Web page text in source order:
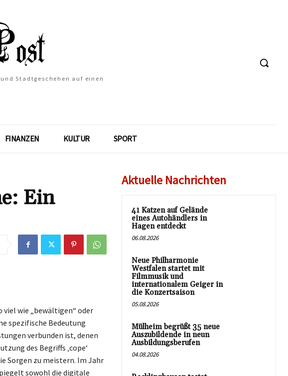
Stadtgeschehen auf einen
FINANZEN KULTUR SPORT
Ein
viel wie „bewältigen“ oder
spezifische Bedeutung
verbunden ist, denen
des Begriffs ‚cope‘
Sorgen zu meistern. Im Jahr
sowohl die digitale
Aktuelle Nachrichten
41 Katzen auf Gelände
eines Autohändlers in
Hagen entdeckt
06.08.2026
Neue Philharmonie
Westfalen startet mit
Filmmusik und
internationalem Geiger in
die Konzertsaison
05.08.2026
Mülheim begrüßt 35 neue
Auszubildende in neun
Ausbildungsberufen
04.08.2026